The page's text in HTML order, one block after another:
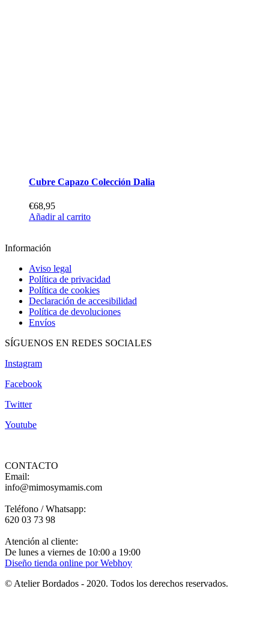
Cubre Capazo Colección Dalia
€68,95
Añadir al carrito
Información
Aviso legal
Política de privacidad
Política de cookies
Declaración de accesibilidad
Política de devoluciones
Envíos
SÍGUENOS EN REDES SOCIALES
Instagram
Facebook
Twitter
Youtube
CONTACTO
Email:
info@mimosymamis.com
Teléfono / Whatsapp:
620 03 73 98
Atención al cliente:
De lunes a viernes de 10:00 a 19:00
Diseño tienda online por Webhoy
© Atelier Bordados - 2020. Todos los derechos reservados.